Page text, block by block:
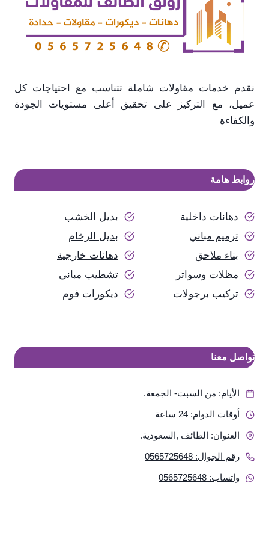
نقدم خدمات مقاولات شاملة تتناسب مع احتياجات كل
عميل، مع التركيز على تحقيق أعلى مستويات الجودة
والكفاءة
روابط هامة
دهانات داخلية
بديل الخشب
ترميم مباني
بديل الرخام
بناء ملاحق
دهانات خارجية
مظلات وسواتر
تشطيب مباني
تركيب برجولات
ديكورات فوم
تواصل معنا
الأيام: من السبت- الجمعة.
أوقات الدوام: 24 ساعة
العنوان: الطائف ,السعودية.
رقم الجوال: 0565725648
واتساب: 0565725648